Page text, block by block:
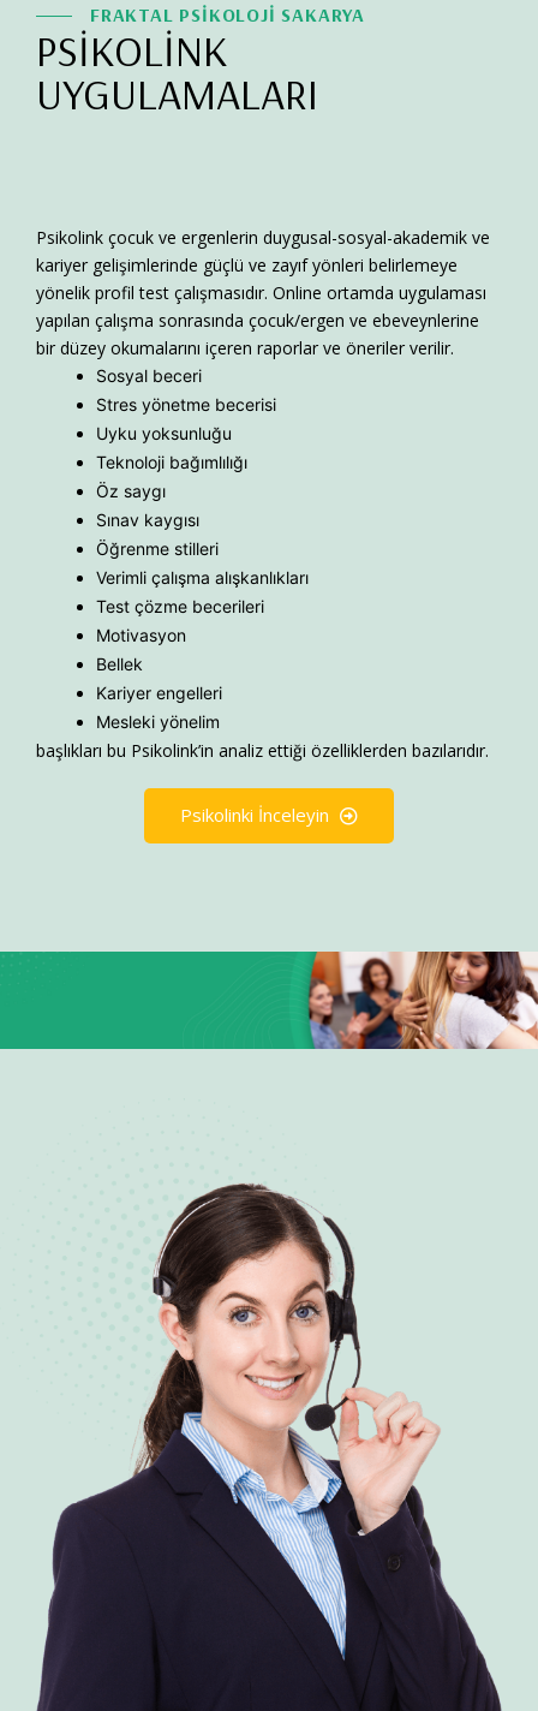
FRAKTAL PSİKOLOJİ SAKARYA
PSİKOLİNK
UYGULAMALARI
Psikolink çocuk ve ergenlerin duygusal-sosyal-akademik ve
kariyer gelişimlerinde güçlü ve zayıf yönleri belirlemeye
yönelik profil test çalışmasıdır. Online ortamda uygulaması
yapılan çalışma sonrasında çocuk/ergen ve ebeveynlerine
bir düzey okumalarını içeren raporlar ve öneriler verilir.
Sosyal beceri
Stres yönetme becerisi
Uyku yoksunluğu
Teknoloji bağımlılığı
Öz saygı
Sınav kaygısı
Öğrenme stilleri
Verimli çalışma alışkanlıkları
Test çözme becerileri
Motivasyon
Bellek
Kariyer engelleri
Mesleki yönelim
başlıkları bu Psikolink’in analiz ettiği özelliklerden bazılarıdır.
Psikolinki İnceleyin